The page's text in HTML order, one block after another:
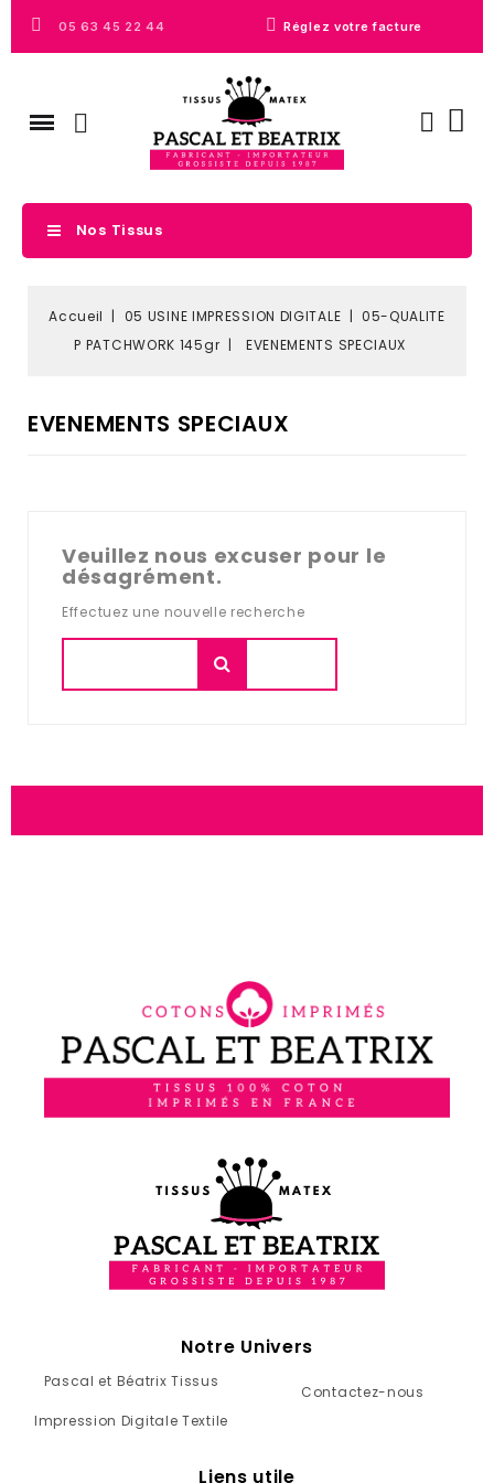
05 63 45 22 44 Réglez votre facture
Nos Tissus
Accueil 05 USINE IMPRESSION DIGITALE
05-QUALITE
P PATCHWORK 145gr
EVENEMENTS SPECIAUX
EVENEMENTS SPECIAUX
Veuillez nous excuser pour le
désagrément.
Effectuez une nouvelle recherche
Notre Univers
Pascal et Béatrix Tissus
Impression Digitale Textile
Contactez-nous
Liens utile